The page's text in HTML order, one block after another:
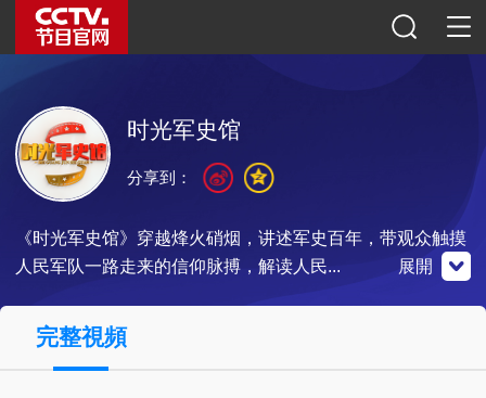
时光军史馆
《时光军史馆》穿越烽火硝烟，讲述军史百年，带观众触摸
人民军队一路走来的信仰脉搏，解读人民...
官網微博
展開
分享到：
完整視頻